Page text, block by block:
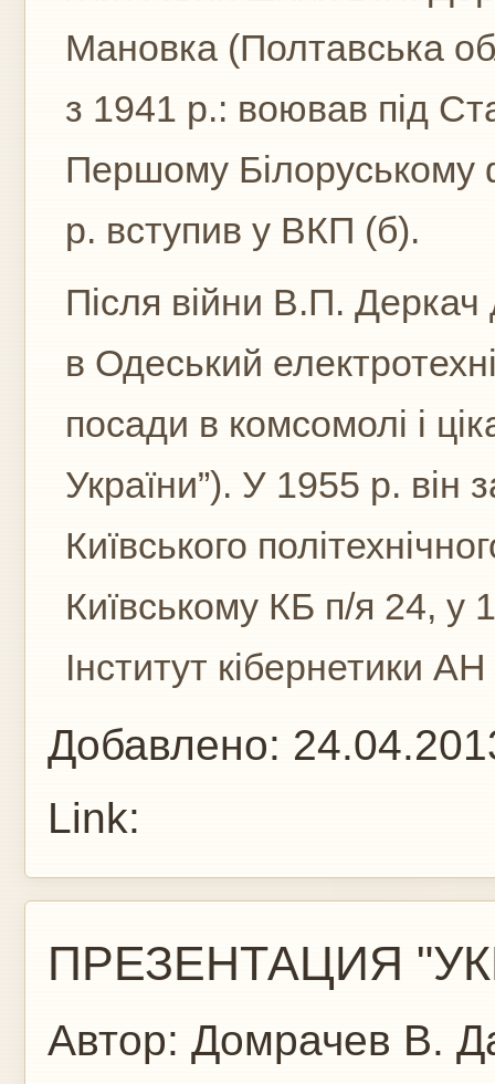
Мановка (Полтавська
з 1941 р.: воював під
Першому Білоруському
р. вступив у ВКП (б).
Після війни В.П. Деркач
в Одеський
посади в комсомолі і
України”). У 1955 р. він
Київського
Київському КБ п/я 24,
Інститут кібернетики
Добавлено:
Link:
ПРЕЗЕНТАЦИЯ
Автор: Домрачев В.